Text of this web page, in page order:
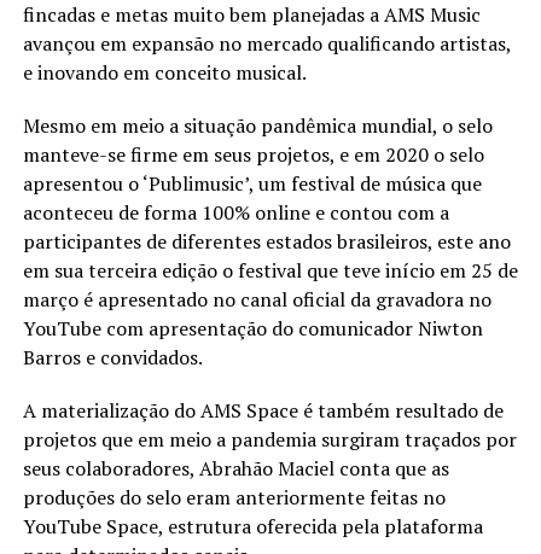
fincadas e metas muito bem planejadas a AMS Music
avançou em expansão no mercado qualificando artistas,
e inovando em conceito musical.
Mesmo em meio a situação pandêmica mundial, o selo
manteve-se firme em seus projetos, e em 2020 o selo
apresentou o ‘Publimusic’, um festival de música que
aconteceu de forma 100% online e contou com a
participantes de diferentes estados brasileiros, este ano
em sua terceira edição o festival que teve início em 25 de
março é apresentado no canal oficial da gravadora no
YouTube com apresentação do comunicador Niwton
Barros e convidados.
A materialização do AMS Space é também resultado de
projetos que em meio a pandemia surgiram traçados por
seus colaboradores, Abrahão Maciel conta que as
produções do selo eram anteriormente feitas no
YouTube Space, estrutura oferecida pela plataforma